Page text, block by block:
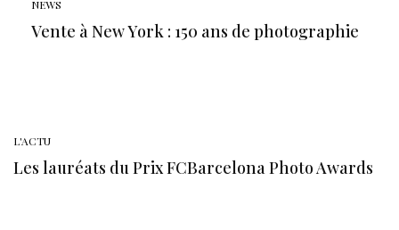
NEWS
Vente à New York : 150 ans de photographie
L'ACTU
Les lauréats du Prix FCBarcelona Photo Awards